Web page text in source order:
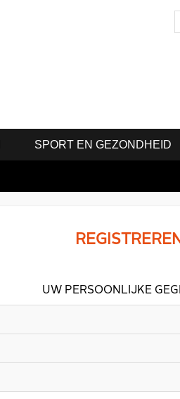
SPORT EN GEZONDHEID
REGISTREREN
UW PERSOONLIJKE